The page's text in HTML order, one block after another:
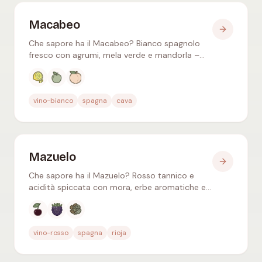
Macabeo
Che sapore ha il Macabeo? Bianco spagnolo
fresco con agrumi, mela verde e mandorla –
Rioja bianco.
Aromi tipici
vino-bianco spagna cava
Mazuelo
Che sapore ha il Mazuelo? Rosso tannico e
acidità spiccata con mora, erbe aromatiche e
spezie nel blend del Rioja.
Aromi tipici
vino-rosso spagna rioja